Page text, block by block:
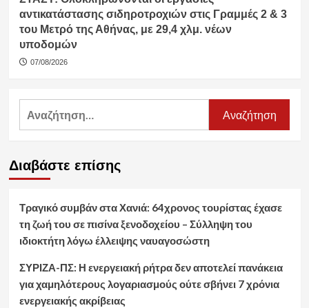
αντικατάστασης σιδηροτροχιών στις Γραμμές 2 & 3
του Μετρό της Αθήνας, με 29,4 χλμ. νέων
υποδομών
07/08/2026
Αναζήτηση
Διαβάστε επίσης
Τραγικό συμβάν στα Χανιά: 64χρονος τουρίστας έχασε
τη ζωή του σε πισίνα ξενοδοχείου – Σύλληψη του
ιδιοκτήτη λόγω έλλειψης ναυαγοσώστη
ΣΥΡΙΖΑ-ΠΣ: Η ενεργειακή ρήτρα δεν αποτελεί πανάκεια
για χαμηλότερους λογαριασμούς ούτε σβήνει 7 χρόνια
ενεργειακής ακρίβειας